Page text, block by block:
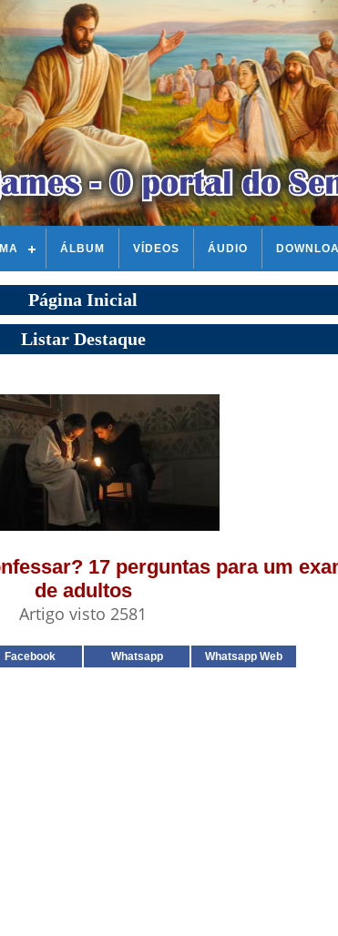
ÁLBUM VÍDEOS ÁUDIO
Página Inicial
Listar Destaque
17 perguntas para um
de adultos
Artigo visto 2581
Facebook Whatsapp Whatsapp Web